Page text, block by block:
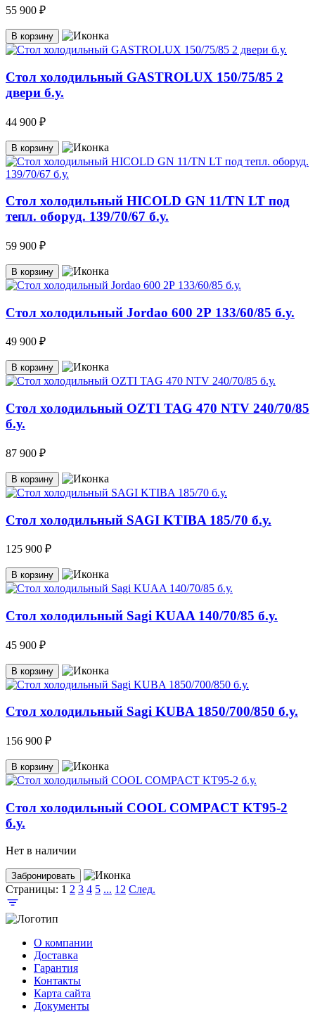
55 900 ₽
В корзину
Стол холодильный GASTROLUX 150/75/85 2
двери б.у.
44 900 ₽
В корзину
Стол холодильный HICOLD GN 11/TN LT под
тепл. оборуд. 139/70/67 б.у.
59 900 ₽
В корзину
Стол холодильный Jоrdao 600 2Р 133/60/85 б.у.
49 900 ₽
В корзину
Стол холодильный OZTI TAG 470 NTV 240/70/85
б.у.
87 900 ₽
В корзину
Стол холодильный SAGI KTIBA 185/70 б.у.
125 900 ₽
В корзину
Стол холодильный Sagi KUAA 140/70/85 б.у.
45 900 ₽
В корзину
Стол холодильный Sagi KUBA 1850/700/850 б.у.
156 900 ₽
В корзину
Cтол холодильный COOL COMPACT KT95-2
б.у.
Нет в наличии
Забронировать
Страницы: 1 2 3 4 5 ... 12 След.
О компании
Доставка
Гарантия
Контакты
Карта сайта
Документы